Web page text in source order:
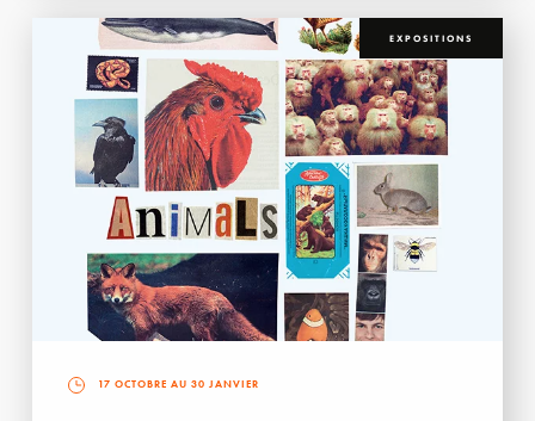
EXPOSITIONS
17 OCTOBRE AU 30 JANVIER